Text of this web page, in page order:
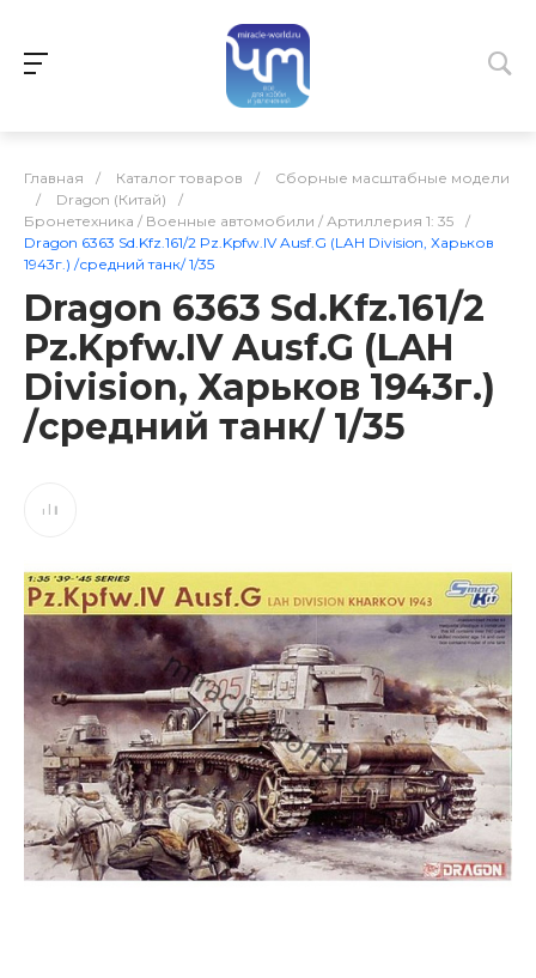
Главная / Каталог товаров /
Сборные масштабные модели
/
Dragon (Китай)
/
Бронетехника / Военные автомобили / Артиллерия 1: 35
/
Dragon 6363 Sd.Kfz.161/2 Pz.Kpfw.IV Ausf.G (LAH Division, Харьков
1943г.) /средний танк/ 1/35
Dragon 6363 Sd.Kfz.161/2
Pz.Kpfw.IV Ausf.G (LAH
Division, Харьков 1943г.)
/средний танк/ 1/35